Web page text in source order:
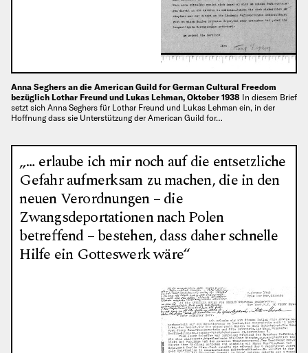
Anna Seghers an die American Guild for German Cultural Freedom
bezüglich Lothar Freund und Lukas Lehman, Oktober 1938 In diesem Brief
setzt sich Anna Seghers für Lothar Freund und Lukas Lehman ein, in der
Hoffnung dass sie Unterstützung der American Guild for…
„… erlaube ich mir noch auf die entsetzliche
Gefahr aufmerksam zu machen, die in den
neuen Verordnungen – die
Zwangsdeportationen nach Polen
betreffend – bestehen, dass daher schnelle
Hilfe ein Gotteswerk wäre“